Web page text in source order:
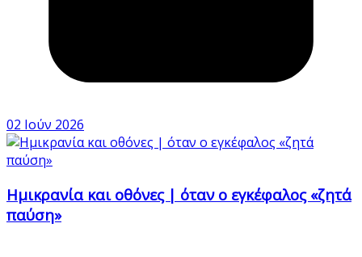
02 Ιούν 2026
Ημικρανία και οθόνες | όταν ο εγκέφαλος «ζητά
παύση»